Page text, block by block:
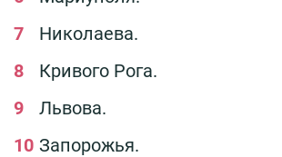
Николаева.
Кривого Рога.
Львова.
Запорожья.